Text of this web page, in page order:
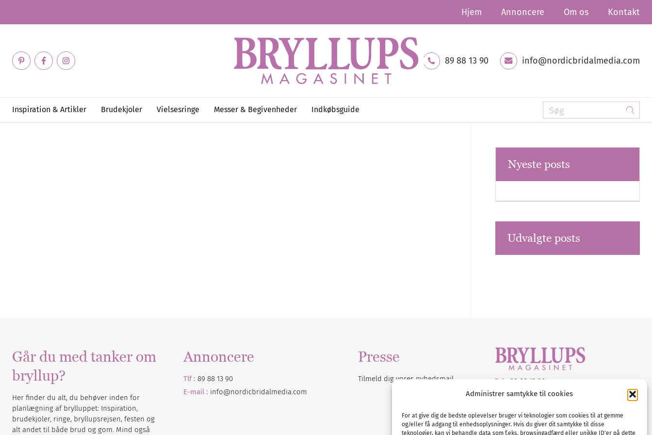
Administrer samtykke til cookies
For at give dig de bedste oplevelser bruger vi teknologier som cookies til at gemme
og/eller få adgang til enhedsoplysninger. Hvis du giver dit samtykke til disse
teknologier, kan vi behandle data som f.eks. browsingadfærd eller unikke ID'er på dette
Hjem Annoncere Om os Kontakt
89 88 13 90 info@nordicbridalmedia.com
Inspiration & Artikler Brudekjoler Vielsesringe Messer & Begivenheder Indkøbsguide
Nyeste posts
Udvalgte posts
Går du med tanker om
bryllup?
Her finder du alt, du behøver inden for
planlægning af brylluppet: Inspiration,
brudekjoler, ringe, bryllupsrejsen, festen og
alt andet til både brud og gom. Mind også
Annoncere
Tlf : 89 88 13 90
E-mail : info@nordicbridalmedia.com
Presse
Tilmeld dig vores nyhedsmail Tel :
89 88 13 90
E-post:info@nordicbridalmedia.com
© All rights reserved.
Org.nr: DK34787271